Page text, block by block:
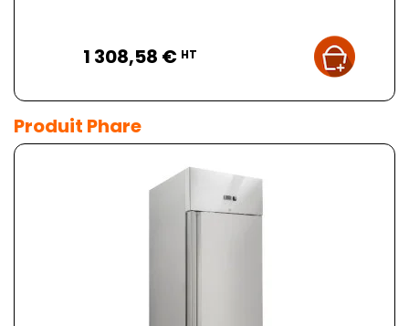
1 308,58 € HT
Produit Phare